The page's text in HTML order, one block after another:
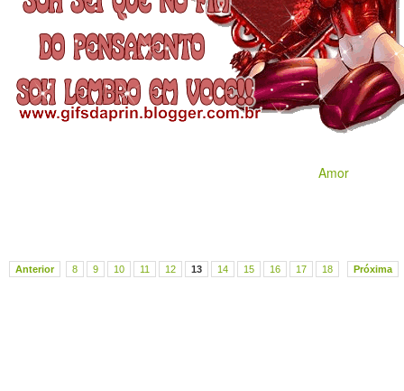
Amor
Anterior 8 9 10 11 12 13 14 15 16 17 18 Próxima